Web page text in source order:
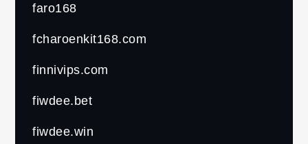
faro168
fcharoenkit168.com
finnivips.com
fiwdee.bet
fiwdee.win